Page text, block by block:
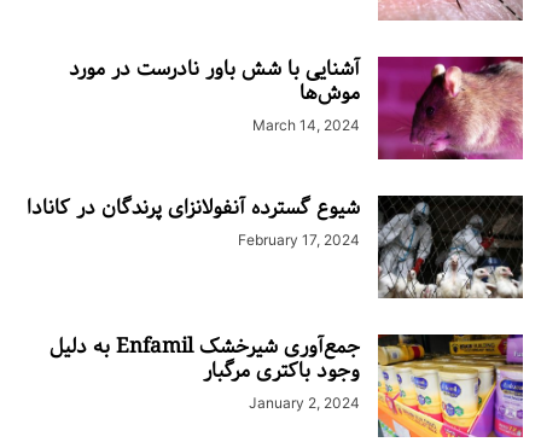
آشنایی با شش باور نادرست در مورد
موش‌ها
March 14, 2024
شیوع گسترده آنفولانزای پرندگان در کانادا
February 17, 2024
جمع‌آوری شیرخشک Enfamil به دلیل
وجود باکتری مرگبار
January 2, 2024